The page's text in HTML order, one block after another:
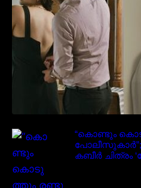
“കൊണ്ടും
കബീർ ചിത്രം